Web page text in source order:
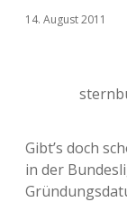
14. August 2011
Gibt’s doch
in der